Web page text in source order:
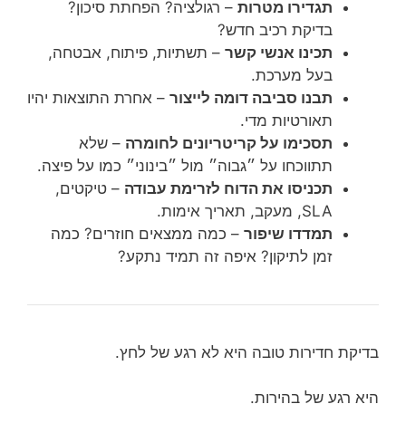
תגדירו מטרות – רגולציה? הפחתת סיכון?
בדיקת רכיב חדש?
תכינו אנשי קשר – תשתיות, פיתוח, אבטחה,
בעל מערכת.
תבנו סביבה דומה לייצור – אחרת התוצאות יהיו
תאורטיות מדי.
תסכימו על קריטריונים לחומרה – שלא
תתווכחו על ״גבוה״ מול ״בינוני״ כמו על פיצה.
תכניסו את הדוח לזרימת עבודה – טיקטים,
SLA, מעקב, תאריך אימות.
תמדדו שיפור – כמה ממצאים חוזרים? כמה
זמן לתיקון? איפה זה תמיד נתקע?
בדיקת חדירות טובה היא לא רגע של לחץ.
היא רגע של בהירות.